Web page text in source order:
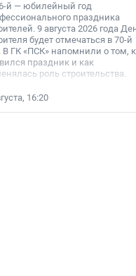
й — юбилейный год
праздника
9 августа 2026 года
будет отмечаться в 70-й
В ГК «ПСК» напомнили о том,
праздник и как
роль строительства.
16:20